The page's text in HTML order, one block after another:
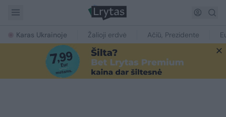
Karas Ukrainoje Žalioji erdvė Ačiū, Prezidente